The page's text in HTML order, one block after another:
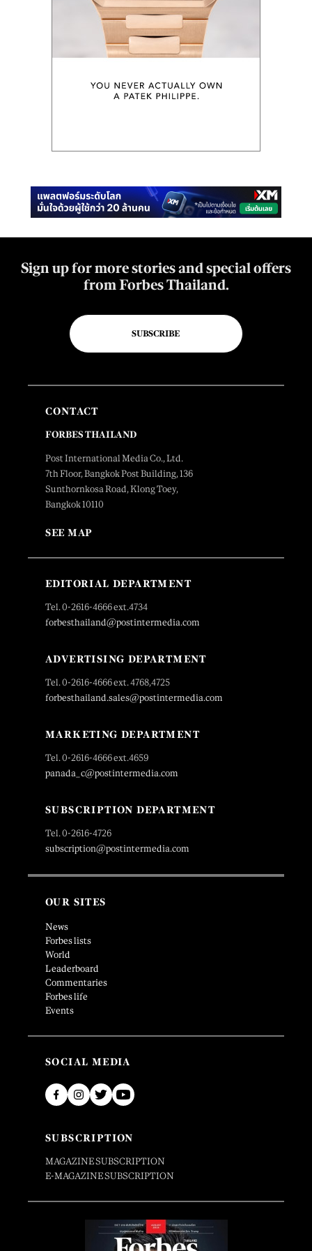
Sign up for more stories and special offers
from Forbes Thailand.
SUBSCRIBE
CONTACT
FORBES THAILAND
Post International Media Co., Ltd.
7th Floor, Bangkok Post Building, 136
Sunthornkosa Road, Klong Toey,
Bangkok 10110
SEE MAP
EDITORIAL DEPARTMENT
Tel. 0-2616-4666 ext.4734
forbesthailand@postintermedia.com
ADVERTISING DEPARTMENT
Tel. 0-2616-4666 ext. 4768,4725
forbesthailand.sales@postintermedia.com
MARKETING DEPARTMENT
Tel. 0-2616-4666 ext.4659
panada_c@postintermedia.com
SUBSCRIPTION DEPARTMENT
Tel. 0-2616-4726
subscription@postintermedia.com
OUR SITES
News
Forbes lists
World
Leaderboard
Commentaries
Forbes life
Events
SOCIAL MEDIA
SUBSCRIPTION
MAGAZINE SUBSCRIPTION
E-MAGAZINE SUBSCRIPTION